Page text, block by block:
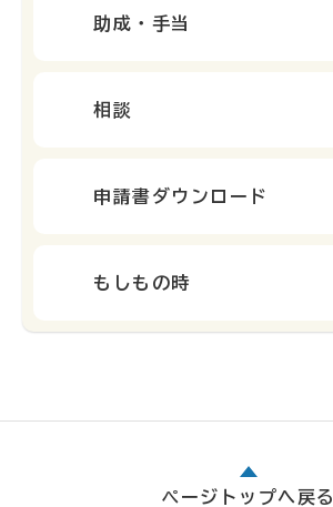
助成・手当
相談
申請書ダウンロード
もしもの時
ページトップへ戻る